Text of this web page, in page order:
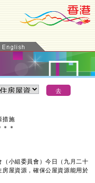
措施
＊ ＊
小組委員會）今日（九月二十
屋資源，確保公屋資源能用於